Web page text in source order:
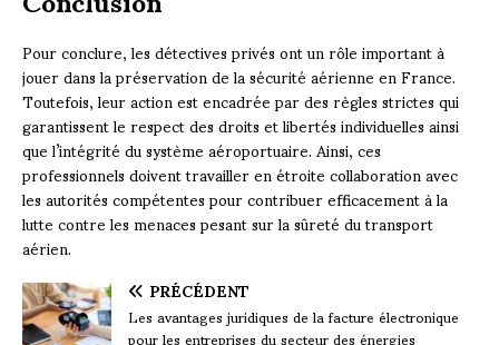
Pour conclure, les détectives privés ont un rôle important à
jouer dans la préservation de la sécurité aérienne en France.
Toutefois, leur action est encadrée par des règles strictes qui
garantissent le respect des droits et libertés individuelles ainsi
que l’intégrité du système aéroportuaire. Ainsi, ces
professionnels doivent travailler en étroite collaboration avec
les autorités compétentes pour contribuer efficacement à la
lutte contre les menaces pesant sur la sûreté du transport
aérien.
PRÉCÉDENT
Les avantages juridiques de la facture électronique